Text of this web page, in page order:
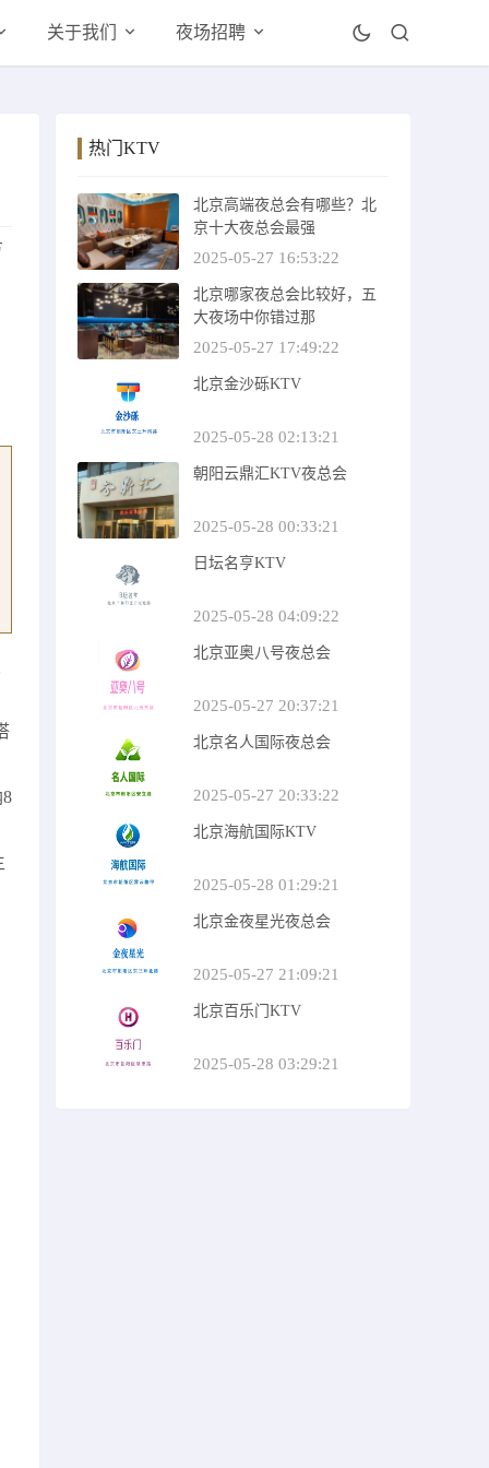
关于我们 夜场招聘
热门KTV
北京高端夜总会有哪些？北
京十大夜总会最强
2025-05-27 16:53:22
北京哪家夜总会比较好，五
大夜场中你错过那
2025-05-27 17:49:22
北京金沙砾KTV
2025-05-28 02:13:21
朝阳云鼎汇KTV夜总会
2025-05-28 00:33:21
日坛名亨KTV
2025-05-28 04:09:22
北京亚奥八号夜总会
2025-05-27 20:37:21
北京名人国际夜总会
2025-05-27 20:33:22
北京海航国际KTV
2025-05-28 01:29:21
北京金夜星光夜总会
2025-05-27 21:09:21
北京百乐门KTV
2025-05-28 03:29:21